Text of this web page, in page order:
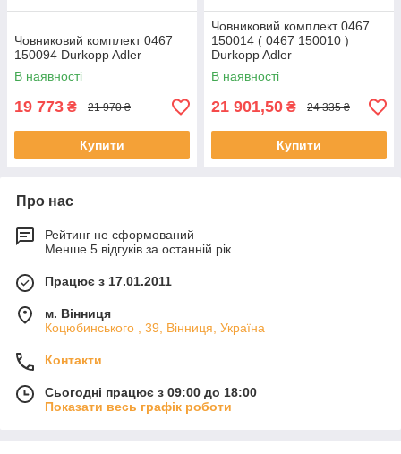
Човниковий комплект 0467
150094 Durkopp Adler
В наявності
19 773 ₴ 21 970 ₴
Купити
Човниковий комплект 0467
150014 ( 0467 150010 )
Durkopp Adler
В наявності
21 901,50 ₴ 24 335 ₴
Купити
Про нас
Рейтинг не сформований
Менше 5 відгуків за останній рік
Працює з 17.01.2011
м. Вінниця
Коцюбинського , 39, Вінниця, Україна
Контакти
Сьогодні працює з 09:00 до 18:00
Показати весь графік роботи